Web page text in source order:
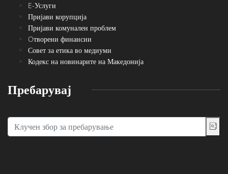
E-Услуги
Пријави корупција
Пријави комунален проблем
Oтворени финансии
Совет за етика во медиуми
Кодекс на новинарите на Македонија
Пребарувај